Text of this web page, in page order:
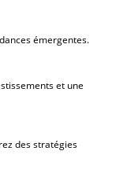
émergentes.
et une
des stratégies